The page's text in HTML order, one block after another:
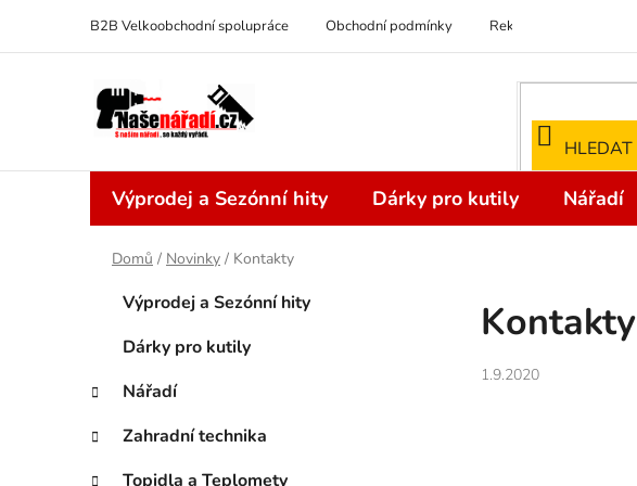
obsah
B2B Velkoobchodní spolupráce Obchodní podmínky Reklamace
HLEDAT
Výprodej a Sezónní hity Dárky pro kutily Nářadí
Domů / Novinky / Kontakty
t
r
a
Přeskočit
kategorie
g
r
Výprodej a Sezónní hity
Dárky pro kutily
Nářadí
Zahradní technika
Topidla a Teplomety
Kontakty
1.9.2020